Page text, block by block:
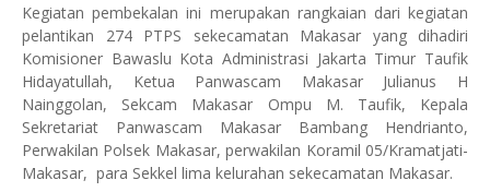
Kegiatan pembekalan ini merupakan rangkaian dari kegiatan
pelantikan 274 PTPS sekecamatan Makasar yang dihadiri
Komisioner Bawaslu Kota Administrasi Jakarta Timur Taufik
Hidayatullah, Ketua Panwascam Makasar Julianus H
Nainggolan, Sekcam Makasar Ompu M. Taufik, Kepala
Sekretariat Panwascam Makasar Bambang Hendrianto,
Perwakilan Polsek Makasar, perwakilan Koramil 05/Kramatjati-
Makasar, para Sekkel lima kelurahan sekecamatan Makasar.